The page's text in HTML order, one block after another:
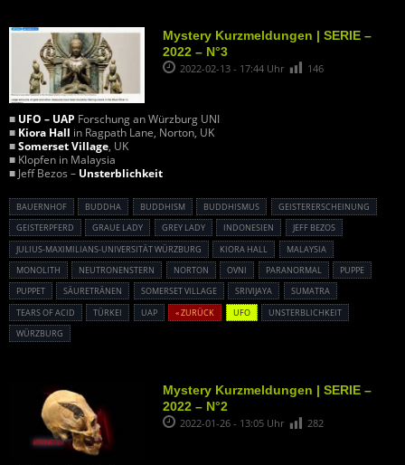
Mystery Kurzmeldungen | SERIE –
2022 – N°3
2022-02-13 - 17:44 Uhr 146
■ UFO – UAP Forschung an Würzburg UNI
■ Kiora Hall in Ragpath Lane, Norton, UK
■Somerset Village, UK
■ Klopfen in Malaysia
■ Jeff Bezos – Unsterblichkeit
BAUERNHOF BUDDHA BUDDHISM BUDDHISMUS
GEISTERERSCHEINUNG
GEISTERPFERD
GRAUE LADY GREY LADY INDONESIEN
JEFF BEZOS
JULIUS-MAXIMILIANS-UNIVERSITÄT WÜRZBURG
KIORA HALL
MALAYSIA
MONOLITH
NEUTRONENSTERN NORTON OVNI PARANORMAL
PUPPE
PUPPET
SÄURETRÄNEN SOMERSET VILLAGE SRIVIJAYA
SUMATRA
TEARS OF ACID
TÜRKEI UAP « ZURÜCK UFO
UNSTERBLICHKEIT
WÜRZBURG
Mystery Kurzmeldungen | SERIE –
2022 – N°2
2022-01-26 - 13:05 Uhr 282